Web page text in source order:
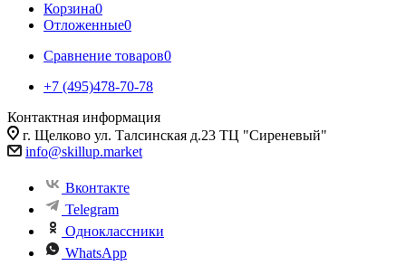
Корзина0
Отложенные0
Сравнение товаров0
+7 (495)478-70-78
Контактная информация
г. Щелково ул. Талсинская д.23 ТЦ "Сиреневый"
info@skillup.market
Вконтакте
Telegram
Одноклассники
WhatsApp